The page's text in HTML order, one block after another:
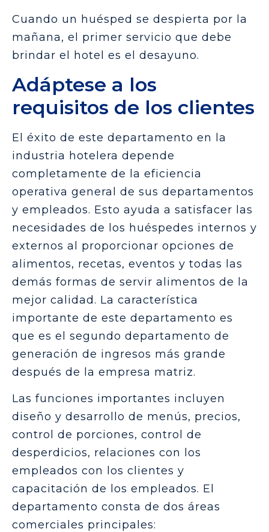
Cuando un huésped se despierta por la
mañana, el primer servicio que debe
brindar el hotel es el desayuno.
Adáptese a los
requisitos de los clientes
El éxito de este departamento en la
industria hotelera depende
completamente de la eficiencia
operativa general de sus departamentos
y empleados. Esto ayuda a satisfacer las
necesidades de los huéspedes internos y
externos al proporcionar opciones de
alimentos, recetas, eventos y todas las
demás formas de servir alimentos de la
mejor calidad. La característica
importante de este departamento es
que es el segundo departamento de
generación de ingresos más grande
después de la empresa matriz.
Las funciones importantes incluyen
diseño y desarrollo de menús, precios,
control de porciones, control de
desperdicios, relaciones con los
empleados con los clientes y
capacitación de los empleados. El
departamento consta de dos áreas
comerciales principales: